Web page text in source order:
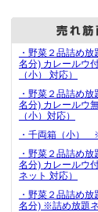
・野菜２品詰め
名分) カレールウ
（小） 対応）
・野菜２品詰め
名分) カレールウ
（小）対応）
・千両箱（小）
・野菜２品詰め
名分) カレールウ
ネット 対応）
・野菜２品詰め
名分) ※詰め放題